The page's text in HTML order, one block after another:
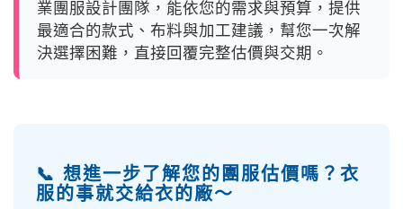
業團服設計團隊，能依您的需求與預算，提供
最適合的款式、布料與加工建議，幫您一次解
決選擇困難，直接回覆完整估價與交期。
📞 想進一步了解您的團服估價嗎？衣
服的事就交給衣的廠～